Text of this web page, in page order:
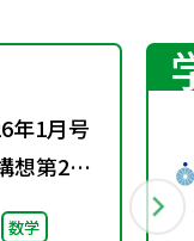
1月号
想第2期
数学